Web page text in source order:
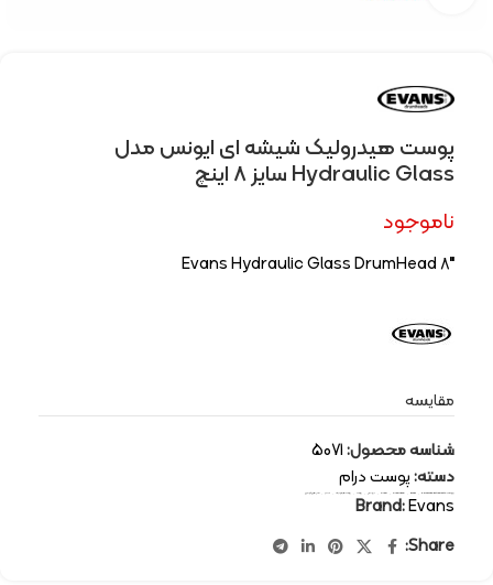
پوست هیدرولیک شیشه ای ایونس مدل
Hydraulic Glass سایز 8 اینچ
ناموجود
Evans Hydraulic Glass DrumHead 8″
مقایسه
شناسه محصول:5071
دسته:پوست درام
برچسب: drum drum head Evans percussion-instruments ایونس پوست پوست هیدرولیک درام سازهای کوبه ای
Brand:Evans
Share: